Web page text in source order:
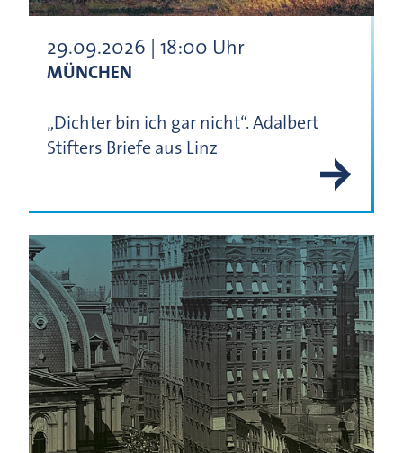
29.09.2026 | 18:00 Uhr
MÜNCHEN
„Dichter bin ich gar nicht“. Adalbert
Stifters Briefe aus Linz